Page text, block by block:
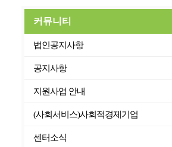
커뮤니티
법인공지사항
공지사항
지원사업 안내
(사회서비스)사회적경제기업
센터소식